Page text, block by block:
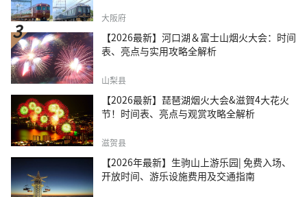
大阪府
【2026最新】河口湖＆富士山烟火大会：时间
表、亮点与实用攻略全解析
山梨县
【2026最新】琵琶湖烟火大会&滋賀4大花火
节！时间表、亮点与观赏攻略全解析
滋贺县
【2026年最新】生驹山上游乐园| 免费入场、
开放时间、游乐设施费用及交通指南